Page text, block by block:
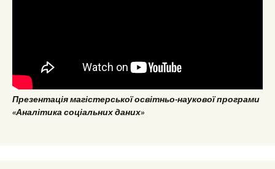
Презентація магістерської освітньо-наукової програми
«Аналітика соціальних даних»